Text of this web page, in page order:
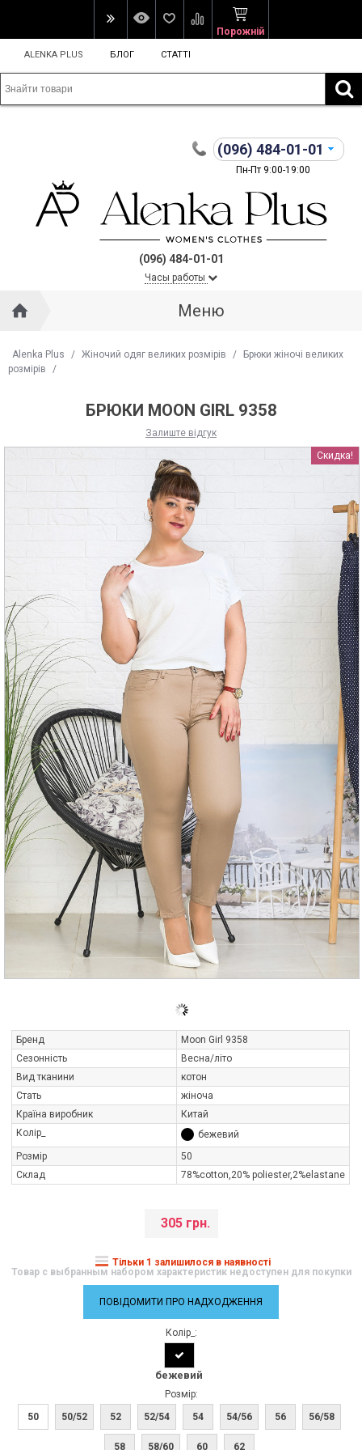
Порожній
ALENKA PLUS БЛОГ СТАТТІ
(096) 484-01-01
Пн-Пт 9:00-19:00
(096) 484-01-01
Часы работы
Меню
Alenka Plus / Жіночий одяг великих розмірів /
Брюки жіночі великих
розмірів
/
БРЮКИ MOON GIRL 9358
Залиште відгук
Скидка!
Бренд
Moon Girl 9358
Сезонність
Весна/літо
Вид тканини
котон
Стать
жіноча
Країна виробник
Китай
Колір_
бежевий
Розмір
50
Склад
78%cotton,20% poliester,2%elastane
305 грн.
Тільки 1 залишилося в наявності
Товар с выбранным набором характеристик недоступен для покупки
ПОВІДОМИТИ ПРО НАДХОДЖЕННЯ
Колір_:
бежевий
Розмір:
50
50/52 52 52/54 54 54/56 56 56/58
58 58/60 60 62